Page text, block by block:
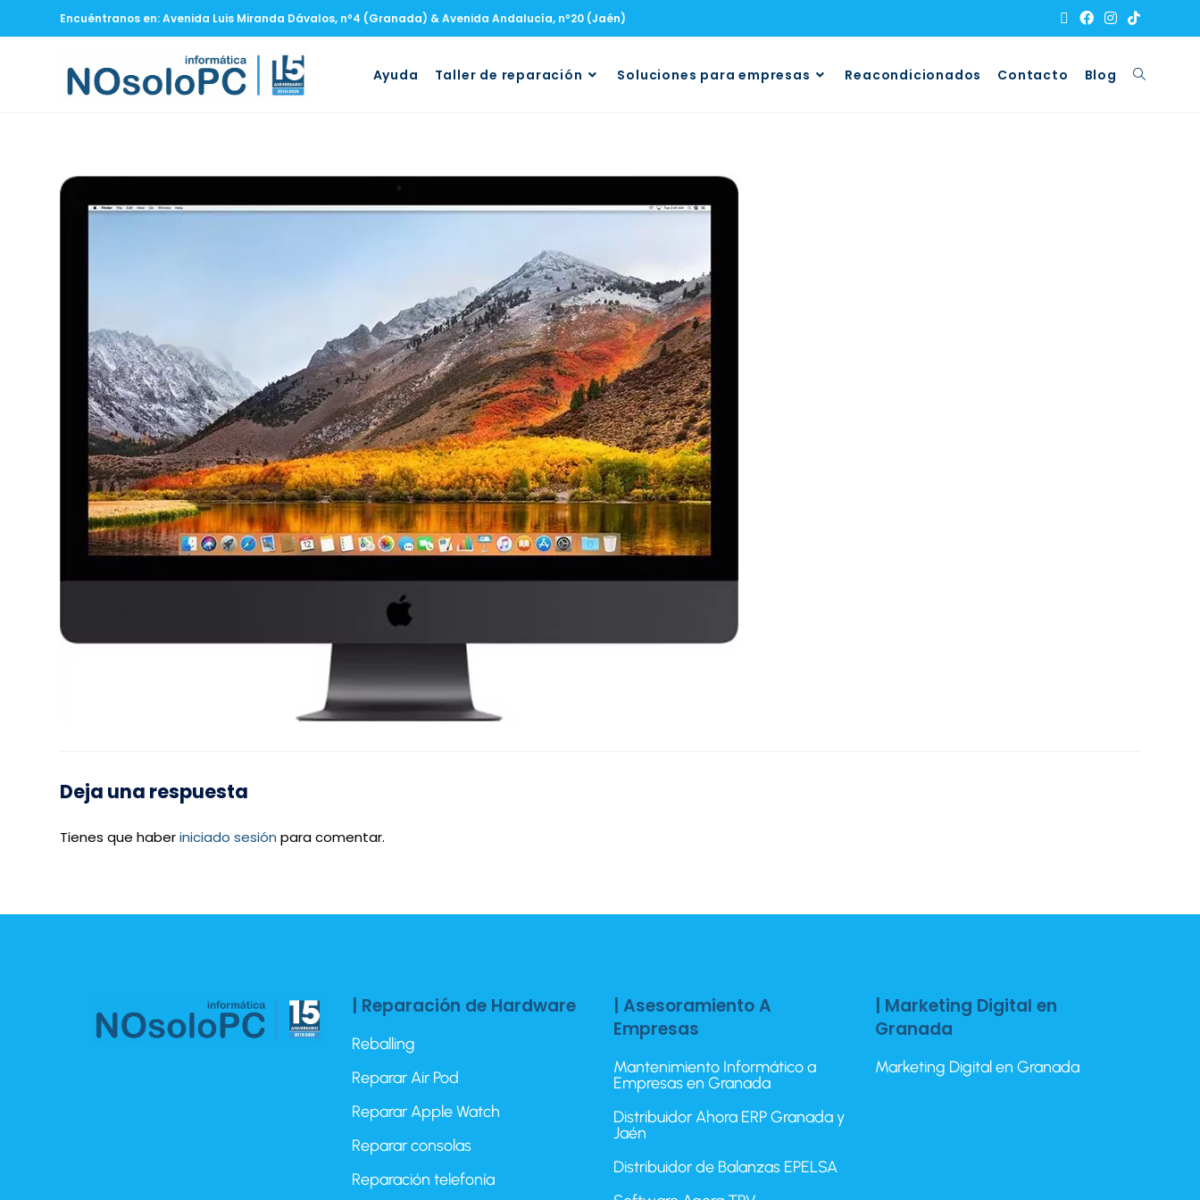
Encuéntranos en: Avenida Luis Miranda Dávalos, nº4 (Granada) & Avenida Andalucía, nº20 (Jaén)
Ayuda Taller de reparación Soluciones para empresas Reacondicionados Contacto Blog
Deja una respuesta
Tienes que haberiniciado sesión para comentar.
| Reparación de Hardware
Reballing
Reparar Air Pod
Reparar Apple Watch
Reparar consolas
Reparación telefonía
| Asesoramiento A
Empresas
Mantenimiento Informático a
Empresas en Granada
Distribuidor Ahora ERP Granada y
Jaén
Distribuidor de Balanzas EPELSA
| Marketing Digital en
Granada
Marketing Digital en Granada